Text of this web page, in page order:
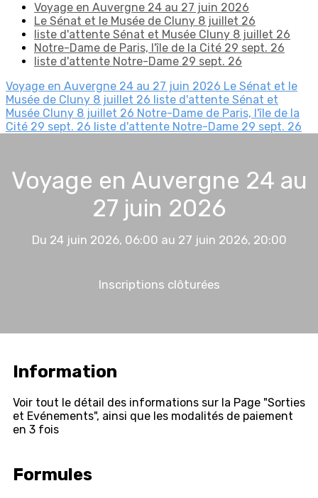
Voyage en Auvergne 24 au 27 juin 2026
Le Sénat et le Musée de Cluny 8 juillet 26
liste d'attente Sénat et Musée Cluny 8 juillet 26
Notre-Dame de Paris, l'île de la Cité 29 sept. 26
liste d'attente Notre-Dame 29 sept. 26
Voyage en Auvergne 24 au 27 juin 2026 Le Sénat et le
Musée de Cluny 8 juillet 26 liste d'attente Sénat et
Musée Cluny 8 juillet 26 Notre-Dame de Paris, l'île de la
Cité 29 sept. 26 liste d'attente Notre-Dame 29 sept. 26
Voyage en Auvergne 24 au
27 juin 2026
Du 24 juin 2026, 06:00 au 27 juin 2026, 20:00
Inscriptions clôturées
Information
Voir tout le détail des informations sur la Page "Sorties
et Evénements", ainsi que les modalités de paiement
en 3 fois
Formules